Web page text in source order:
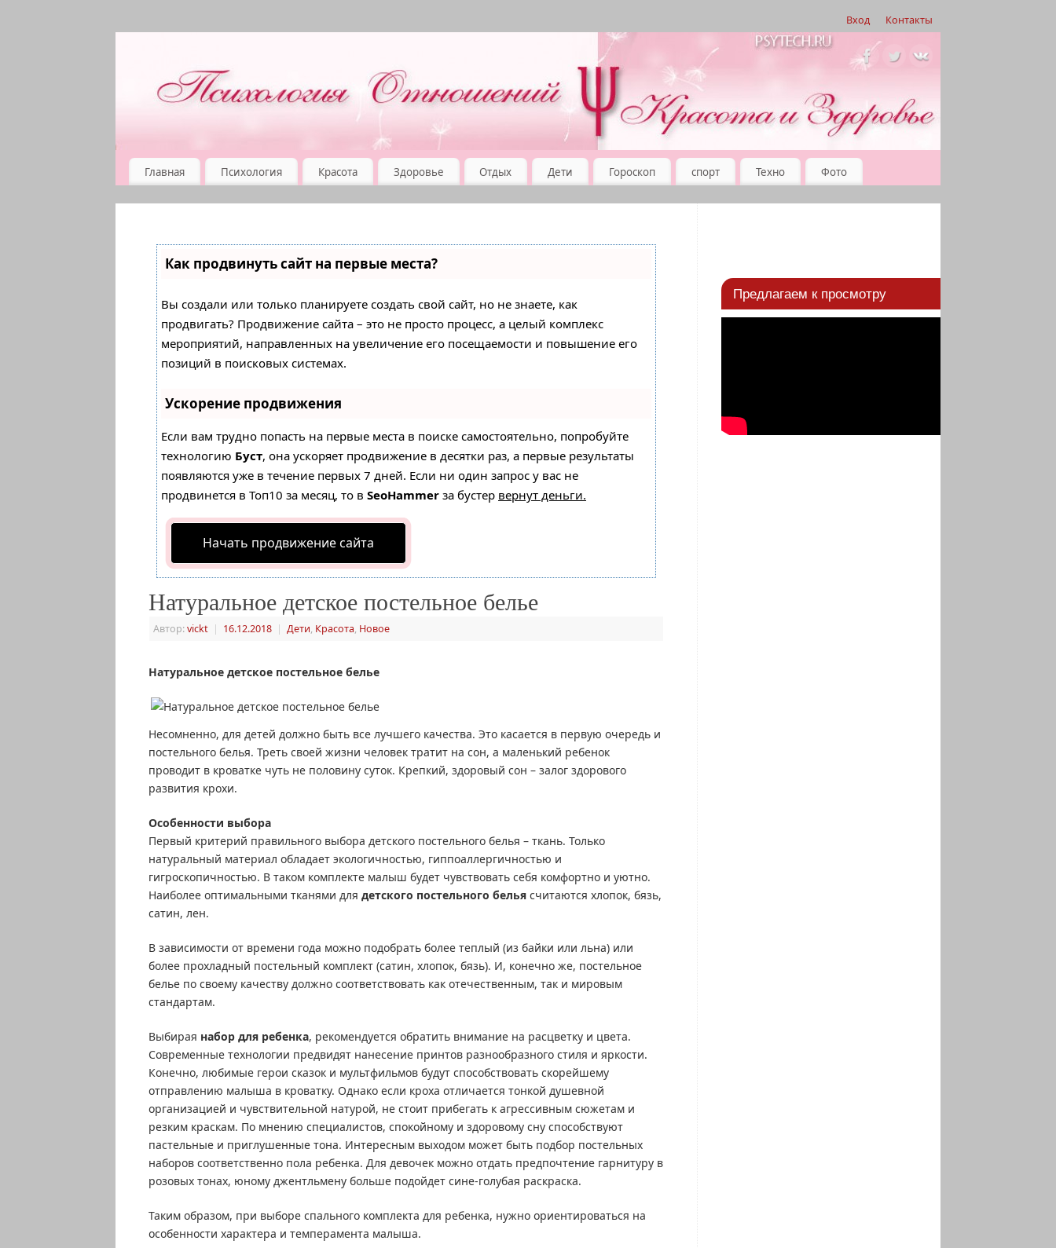
Вход Контакты
Главная Психология Красота Здоровье Отдых Дети Гороскоп спорт Техно Фото
Как продвинуть сайт на первые места?
Вы создали или только планируете создать свой сайт, но не знаете, как
продвигать? Продвижение сайта – это не просто процесс, а целый комплекс
мероприятий, направленных на увеличение его посещаемости и повышение его
позиций в поисковых системах.
Ускорение продвижения
Если вам трудно попасть на первые места в поиске самостоятельно, попробуйте
технологию Буст, она ускоряет продвижение в десятки раз, а первые результаты
появляются уже в течение первых 7 дней. Если ни один запрос у вас не
продвинется в Топ10 за месяц, то в SeoHammer за бустер вернут деньги.
Начать продвижение сайта
Натуральное детское постельное белье
Автор:vickt | 16.12.2018 | Дети, Красота, Новое
Натуральное детское постельное белье
Несомненно, для детей должно быть все лучшего качества. Это касается в первую очередь и
постельного белья. Треть своей жизни человек тратит на сон, а маленький ребенок
проводит в кроватке чуть не половину суток. Крепкий, здоровый сон – залог здорового
развития крохи.
Особенности выбора
Первый критерий правильного выбора детского постельного белья – ткань. Только
натуральный материал обладает экологичностью, гиппоаллергичностью и
гигроскопичностью. В таком комплекте малыш будет чувствовать себя комфортно и уютно.
Наиболее оптимальными тканями для детского постельного белья считаются хлопок, бязь,
сатин, лен.
В зависимости от времени года можно подобрать более теплый (из байки или льна) или
более прохладный постельный комплект (сатин, хлопок, бязь). И, конечно же, постельное
белье по своему качеству должно соответствовать как отечественным, так и мировым
стандартам.
Выбирая набор для ребенка, рекомендуется обратить внимание на расцветку и цвета.
Современные технологии предвидят нанесение принтов разнообразного стиля и яркости.
Конечно, любимые герои сказок и мультфильмов будут способствовать скорейшему
отправлению малыша в кроватку. Однако если кроха отличается тонкой душевной
организацией и чувствительной натурой, не стоит прибегать к агрессивным сюжетам и
резким краскам. По мнению специалистов, спокойному и здоровому сну способствуют
пастельные и приглушенные тона. Интересным выходом может быть подбор постельных
наборов соответственно пола ребенка. Для девочек можно отдать предпочтение гарнитуру в
розовых тонах, юному джентльмену больше подойдет сине-голубая раскраска.
Таким образом, при выборе спального комплекта для ребенка, нужно ориентироваться на
особенности характера и темперамента малыша.
Предлагаем к просмотру